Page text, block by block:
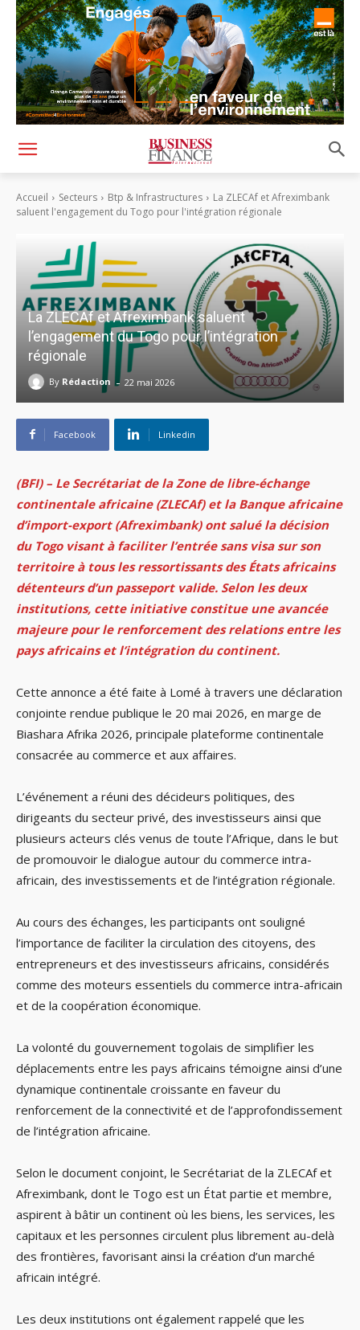
Accueil Secteurs Btp & Infrastructures
La ZLECAf et Afreximbank
saluent l'engagement du Togo pour l'intégration régionale
La ZLECAf et Afreximbank saluent
l’engagement du Togo pour l’intégration
régionale
By Rédaction - 22 mai 2026
Facebook Linkedin
(BFI) – Le Secrétariat de la Zone de libre-échange
continentale africaine (ZLECAf) et la Banque africaine
d’import-export (Afreximbank) ont salué la décision
du Togo visant à faciliter l’entrée sans visa sur son
territoire à tous les ressortissants des États africains
détenteurs d’un passeport valide. Selon les deux
institutions, cette initiative constitue une avancée
majeure pour le renforcement des relations entre les
pays africains et l’intégration du continent.
Cette annonce a été faite à Lomé à travers une déclaration
conjointe rendue publique le 20 mai 2026, en marge de
Biashara Afrika 2026, principale plateforme continentale
consacrée au commerce et aux affaires.
L’événement a réuni des décideurs politiques, des
dirigeants du secteur privé, des investisseurs ainsi que
plusieurs acteurs clés venus de toute l’Afrique, dans le but
de promouvoir le dialogue autour du commerce intra-
africain, des investissements et de l’intégration régionale.
Au cours des échanges, les participants ont souligné
l’importance de faciliter la circulation des citoyens, des
entrepreneurs et des investisseurs africains, considérés
comme des moteurs essentiels du commerce intra-africain
et de la coopération économique.
La volonté du gouvernement togolais de simplifier les
déplacements entre les pays africains témoigne ainsi d’une
dynamique continentale croissante en faveur du
renforcement de la connectivité et de l’approfondissement
de l’intégration africaine.
Selon le document conjoint, le Secrétariat de la ZLECAf et
Afreximbank, dont le Togo est un État partie et membre,
aspirent à bâtir un continent où les biens, les services, les
capitaux et les personnes circulent plus librement au-delà
des frontières, favorisant ainsi la création d’un marché
africain intégré.
Les deux institutions ont également rappelé que les